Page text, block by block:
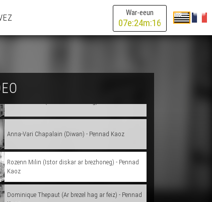
War-eeun
07e:24m:16
Magali Baron (Bevañ e Bro-Israel) - Pennad Kaoz
Alan Stivell - Pennad Kaoz
Anna-Vari Chapalain (Diwan) - Pennad Kaoz
Rozenn Milin (Istor diskar ar brezhoneg) - Pennad
Kaoz
Dominique Thepaut (Ar brezel hag ar feiz) - Pennad